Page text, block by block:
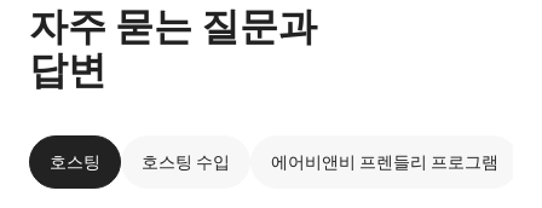
자주 묻는 질문과
답변
호스팅 호스팅 수입 에어비앤비 프렌들리 프로그램